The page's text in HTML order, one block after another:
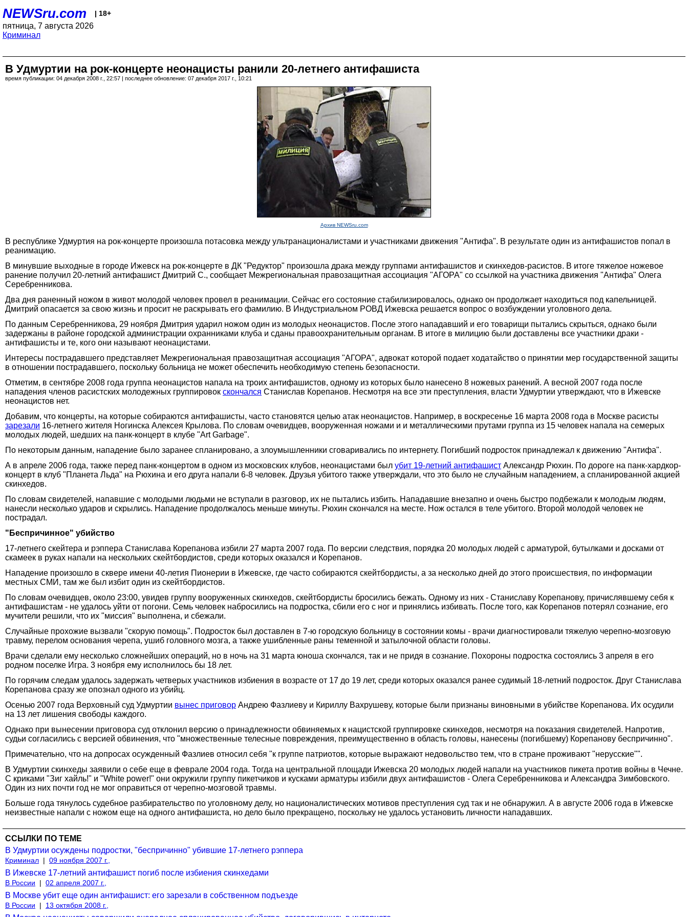
NEWSru.com | 18+
пятница, 7 августа 2026
Криминал
В Удмуртии на рок-концерте неонацисты ранили 20-летнего антифашиста
время публикации: 04 декабря 2008 г., 22:57 | последнее обновление: 07 декабря 2017 г., 10:21
Архив NEWSru.com
В республике Удмуртия на рок-концерте произошла потасовка между ультранационалистами и участниками движения "Антифа". В результате один из антифашистов попал в
реанимацию.
В минувшие выходные в городе Ижевск на рок-концерте в ДК "Редуктор" произошла драка между группами антифашистов и скинхедов-расистов. В итоге тяжелое ножевое
ранение получил 20-летний антифашист Дмитрий С., сообщает Межрегиональная правозащитная ассоциация "АГОРА" со ссылкой на участника движения "Антифа" Олега
Серебренникова.
Два дня раненный ножом в живот молодой человек провел в реанимации. Сейчас его состояние стабилизировалось, однако он продолжает находиться под капельницей.
Дмитрий опасается за свою жизнь и просит не раскрывать его фамилию. В Индустриальном РОВД Ижевска решается вопрос о возбуждении уголовного дела.
По данным Серебренникова, 29 ноября Дмитрия ударил ножом один из молодых неонацистов. После этого нападавший и его товарищи пытались скрыться, однако были
задержаны в районе городской администрации охранниками клуба и сданы правоохранительным органам. В итоге в милицию были доставлены все участники драки -
антифашисты и те, кого они называют неонацистами.
Интересы пострадавшего представляет Межрегиональная правозащитная ассоциация "АГОРА", адвокат которой подает ходатайство о принятии мер государственной защиты
в отношении пострадавшего, поскольку больница не может обеспечить необходимую степень безопасности.
Отметим, в сентябре 2008 года группа неонацистов напала на троих антифашистов, одному из которых было нанесено 8 ножевых ранений. А весной 2007 года после
нападения членов расистских молодежных группировок скончался Станислав Корепанов. Несмотря на все эти преступления, власти Удмуртии утверждают, что в Ижевске
неонацистов нет.
Добавим, что концерты, на которые собираются антифашисты, часто становятся целью атак неонацистов. Например, в воскресенье 16 марта 2008 года в Москве расисты
зарезали 16-летнего жителя Ногинска Алексея Крылова. По словам очевидцев, вооруженная ножами и и металлическими прутами группа из 15 человек напала на семерых
молодых людей, шедших на панк-концерт в клубе "Art Garbage".
По некоторым данным, нападение было заранее спланировано, а злоумышленники сговаривались по интернету. Погибший подросток принадлежал к движению "Антифа".
А в апреле 2006 года, также перед панк-концертом в одном из московских клубов, неонацистами был убит 19-летний антифашист Александр Рюхин. По дороге на панк-хардкор-
концерт в клуб "Планета Льда" на Рюхина и его друга напали 6-8 человек. Друзья убитого также утверждали, что это было не случайным нападением, а спланированной акцией
скинхедов.
По словам свидетелей, напавшие с молодыми людьми не вступали в разговор, их не пытались избить. Нападавшие внезапно и очень быстро подбежали к молодым людям,
нанесли несколько ударов и скрылись. Нападение продолжалось меньше минуты. Рюхин скончался на месте. Нож остался в теле убитого. Второй молодой человек не
пострадал.
"Беспричинное" убийство
17-летнего скейтера и рэппера Станислава Корепанова избили 27 марта 2007 года. По версии следствия, порядка 20 молодых людей с арматурой, бутылками и досками от
скамеек в руках напали на нескольких скейтбордистов, среди которых оказался и Корепанов.
Нападение произошло в сквере имени 40-летия Пионерии в Ижевске, где часто собираются скейтбордисты, а за несколько дней до этого происшествия, по информации
местных СМИ, там же был избит один из скейтбордистов.
По словам очевидцев, около 23:00, увидев группу вооруженных скинхедов, скейтбордисты бросились бежать. Одному из них - Станиславу Корепанову, причислявшему себя к
антифашистам - не удалось уйти от погони. Семь человек набросились на подростка, сбили его с ног и принялись избивать. После того, как Корепанов потерял сознание, его
мучители решили, что их "миссия" выполнена, и сбежали.
Случайные прохожие вызвали "скорую помощь". Подросток был доставлен в 7-ю городскую больницу в состоянии комы - врачи диагностировали тяжелую черепно-мозговую
травму, перелом основания черепа, ушиб головного мозга, а также ушибленные раны теменной и затылочной области головы.
Врачи сделали ему несколько сложнейших операций, но в ночь на 31 марта юноша скончался, так и не придя в сознание. Похороны подростка состоялись 3 апреля в его
родном поселке Игра. 3 ноября ему исполнилось бы 18 лет.
По горячим следам удалось задержать четверых участников избиения в возрасте от 17 до 19 лет, среди которых оказался ранее судимый 18-летний подросток. Друг Станислава
Корепанова сразу же опознал одного из убийц.
Осенью 2007 года Верховный суд Удмуртии вынес приговор Андрею Фазлиеву и Кириллу Вахрушеву, которые были признаны виновными в убийстве Корепанова. Их осудили
на 13 лет лишения свободы каждого.
Однако при вынесении приговора суд отклонил версию о принадлежности обвиняемых к нацистской группировке скинхедов, несмотря на показания свидетелей. Напротив,
судьи согласились с версией обвинения, что "множественные телесные повреждения, преимущественно в область головы, нанесены (погибшему) Корепанову беспричинно".
Примечательно, что на допросах осужденный Фазлиев относил себя "к группе патриотов, которые выражают недовольство тем, что в стране проживают "нерусские"".
В Удмуртии скинхеды заявили о себе еще в феврале 2004 года. Тогда на центральной площади Ижевска 20 молодых людей напали на участников пикета против войны в Чечне.
С криками "Зиг хайль!" и "White power!" они окружили группу пикетчиков и кусками арматуры избили двух антифашистов - Олега Серебренникова и Александра Зимбовского.
Один из них почти год не мог оправиться от черепно-мозговой травмы.
Больше года тянулось судебное разбирательство по уголовному делу, но националистических мотивов преступления суд так и не обнаружил. А в августе 2006 года в Ижевске
неизвестные напали с ножом еще на одного антифашиста, но дело было прекращено, поскольку не удалось установить личности нападавших.
ССЫЛКИ ПО ТЕМЕ
В Удмуртии осуждены подростки, "беспричинно" убившие 17-летнего рэппера
Криминал | 09 ноября 2007 г.,
В Ижевске 17-летний антифашист погиб после избиения скинхедами
В России | 02 апреля 2007 г.,
В Москве убит еще один антифашист: его зарезали в собственном подъезде
В России | 13 октября 2008 г.,